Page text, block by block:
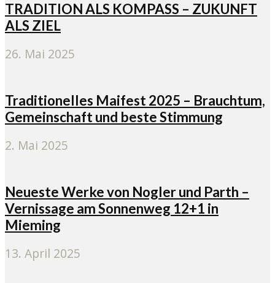
TRADITION ALS KOMPASS – ZUKUNFT
ALS ZIEL
26. Mai 2025
Traditionelles Maifest 2025 – Brauchtum,
Gemeinschaft und beste Stimmung
2. Mai 2025
Neueste Werke von Nogler und Parth –
Vernissage am Sonnenweg 12+1 in
Mieming
13. April 2025